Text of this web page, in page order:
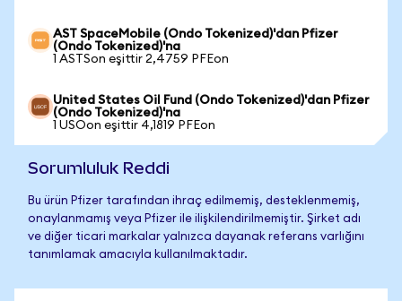
AST SpaceMobile (Ondo Tokenized)'dan Pfizer
(Ondo Tokenized)'na
1 ASTSon eşittir 2,4759 PFEon
United States Oil Fund (Ondo Tokenized)'dan Pfizer
(Ondo Tokenized)'na
1 USOon eşittir 4,1819 PFEon
Sorumluluk Reddi
Bu ürün Pfizer tarafından ihraç edilmemiş, desteklenmemiş,
onaylanmamış veya Pfizer ile ilişkilendirilmemiştir. Şirket adı
ve diğer ticari markalar yalnızca dayanak referans varlığını
tanımlamak amacıyla kullanılmaktadır.